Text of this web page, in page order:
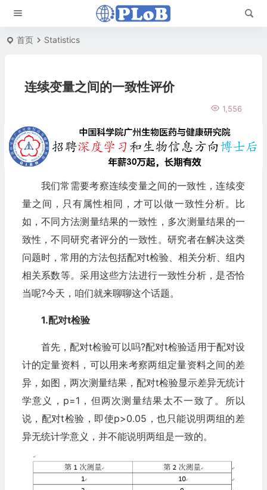
首页 Statistics
连续变量之间的一致性评价
1,556
我们常需要考察连续变量之间的一致性，连续变
量之间，只有属性相同，才可以做一致性分析。比
如，不同方法测量结果的一致性，多次测量结果的一
致性，不同研究者评分的一致性。研究者在解决这类
问题时，常用的方法包括配对t检验、相关分析、组内
相关系数等。采用这些方法进行一致性分析，是否恰
当呢?今天，咱们就来聊聊这个话题。
1.配对t检验‍
首先，配对t检验可以吗?配对t检验适用于配对设
计的定量资料，可以用来考察两组定量资料之间的差
异，如图，两次测量结果，配对t检验显示差异无统计
学意义，p=1，但两次测量结果太不一致了。所以
说，配对t检验，即使p>0.05，也只能说明两组的差
异无统计学意义，并不能说明两组是一致的。